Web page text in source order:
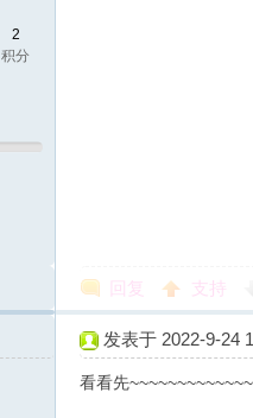
2
积分
回复 支持
发表于 2022-9-24
看看先